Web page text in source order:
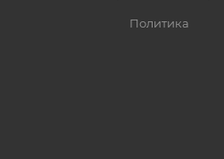
Политика